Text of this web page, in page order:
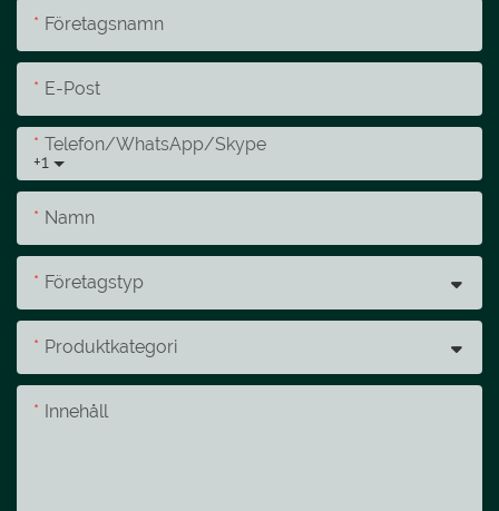
Företagsnamn
E-Post
+1
Telefon/whatsApp/skype
Namn
Företagstyp
Produktkategori
Innehåll